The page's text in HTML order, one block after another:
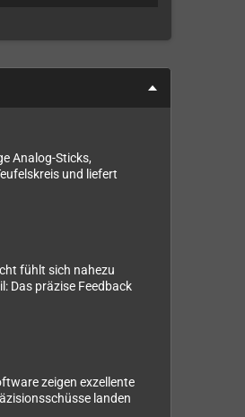
Analog-Sticks,
und liefert
fühlt sich nahezu
Das präzise Feedback
zeigen exzellente
landen